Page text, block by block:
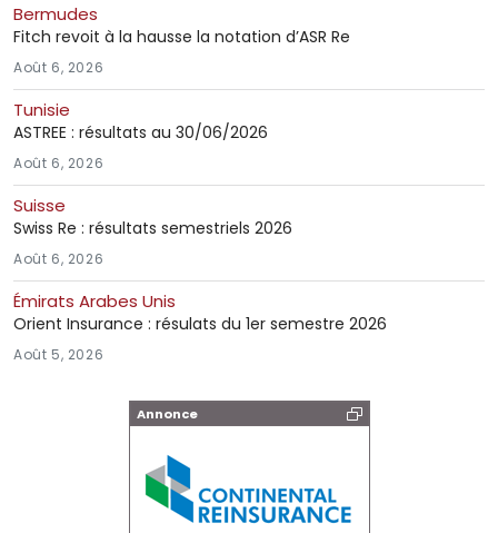
Bermudes
Fitch revoit à la hausse la notation d’ASR Re
Août 6, 2026
Tunisie
ASTREE : résultats au 30/06/2026
Août 6, 2026
Suisse
Swiss Re : résultats semestriels 2026
Août 6, 2026
Émirats Arabes Unis
Orient Insurance : résulats du 1er semestre 2026
Août 5, 2026
Annonce